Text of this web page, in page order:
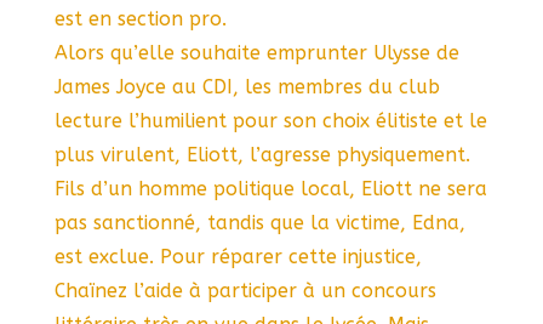
est en section pro.
Alors qu’elle souhaite emprunter Ulysse de
James Joyce au CDI, les membres du club
lecture l’humilient pour son choix élitiste et le
plus virulent, Eliott, l’agresse physiquement.
Fils d’un homme politique local, Eliott ne sera
pas sanctionné, tandis que la victime, Edna,
est exclue. Pour réparer cette injustice,
Chaïnez l’aide à participer à un concours